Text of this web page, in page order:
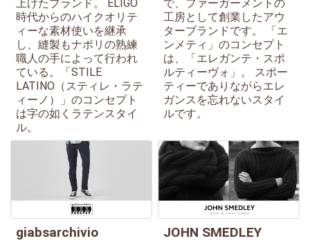
上げたブランド。 ELIGO
時代からのハイクオリテ
ィーな素材使いを継承
し、縫製もナポリの熟練
職人の手によって行われ
ている。「STILE
LATINO（スティレ・ラテ
ィーノ）」のコンセプト
は字の如くラテンスタイ
ル。
で、ファーガーメントの
工房として創業したアウ
ターブランドです。 「エ
ンメティ」のコンセプト
は、「エレガンテ・スポ
ルティーヴォ」。 スポー
ティーでありながらエレ
ガンスを忘れないスタイ
ルです。
giabsarchivio JOHN SMEDLEY